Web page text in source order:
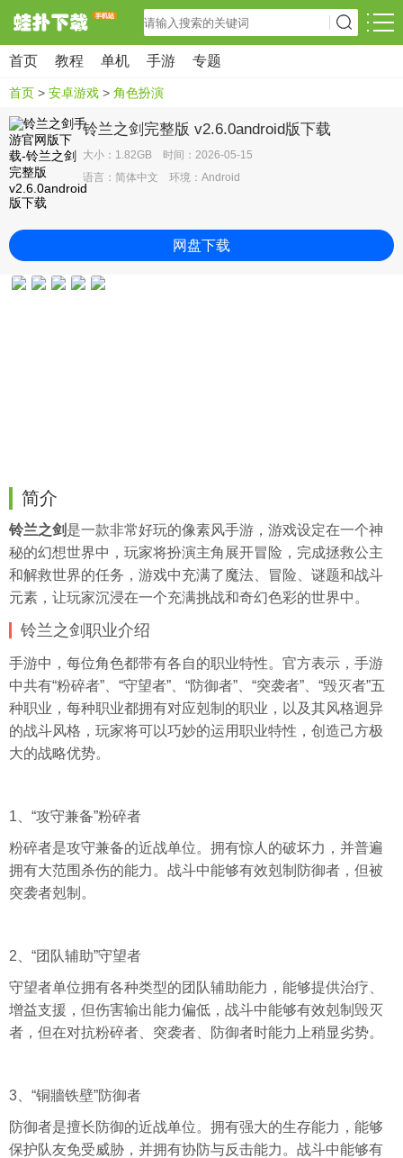
首页 教程 单机 手游 专题
首页 > 安卓游戏 > 角色扮演
铃兰之剑完整版 v2.6.0android版下载
大小：1.82GB 时间：2026-05-15
语言：简体中文 环境：Android
网盘下载
简介
铃兰之剑 是一款非常好玩的像素风手游，游戏设定在一个神
秘的幻想世界中，玩家将扮演主角展开冒险，完成拯救公主
和解救世界的任务，游戏中充满了魔法、冒险、谜题和战斗
元素，让玩家沉浸在一个充满挑战和奇幻色彩的世界中。
铃兰之剑职业介绍
手游中，每位角色都带有各自的职业特性。官方表示，手游
中共有“粉碎者”、“守望者”、“防御者”、“突袭者”、“毁灭者”五
种职业，每种职业都拥有对应剋制的职业，以及其风格迥异
的战斗风格，玩家将可以巧妙的运用职业特性，创造己方极
大的战略优势。
1、“攻守兼备”粉碎者
粉碎者是攻守兼备的近战单位。拥有惊人的破坏力，并普遍
拥有大范围杀伤的能力。战斗中能够有效剋制防御者，但被
突袭者剋制。
2、“团队辅助”守望者
守望者单位拥有各种类型的团队辅助能力，能够提供治疗、
增益支援，但伤害输出能力偏低，战斗中能够有效剋制毁灭
者，但在对抗粉碎者、突袭者、防御者时能力上稍显劣势。
3、“铜牆铁壁”防御者
防御者是擅长防御的近战单位。拥有强大的生存能力，能够
保护队友免受威胁，并拥有协防与反击能力。战斗中能够有